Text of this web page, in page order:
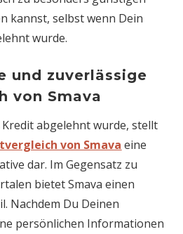
kannst, selbst wenn Dein
wurde.
und zuverlässige
von Smava
abgelehnt wurde, stellt
von Smava eine
dar. Im Gegensatz zu
bietet Smava einen
Nachdem Du Deinen
persönlichen Informationen